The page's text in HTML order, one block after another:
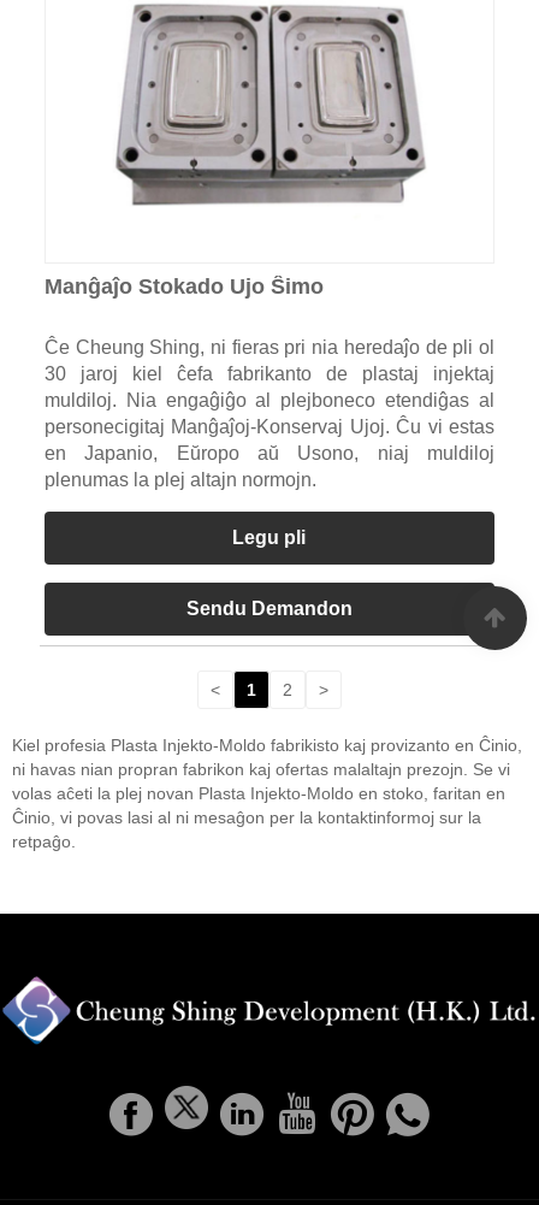
Manĝaĵo Stokado Ujo Ŝimo
Ĉe Cheung Shing, ni fieras pri nia heredaĵo de pli ol
30 jaroj kiel ĉefa fabrikanto de plastaj injektaj
muldiloj. Nia engaĝiĝo al plejboneco etendiĝas al
personecigitaj Manĝaĵoj-Konservaj Ujoj. Ĉu vi estas
en Japanio, Eŭropo aŭ Usono, niaj muldiloj
plenumas la plej altajn normojn.
Legu pli
Sendu Demandon
< 1 2 >
Kiel profesia Plasta Injekto-Moldo fabrikisto kaj provizanto en Ĉinio,
ni havas nian propran fabrikon kaj ofertas malaltajn prezojn. Se vi
volas aĉeti la plej novan Plasta Injekto-Moldo en stoko, faritan en
Ĉinio, vi povas lasi al ni mesaĝon per la kontaktinformoj sur la
retpaĝo.